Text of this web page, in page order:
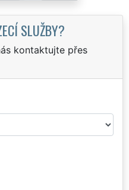
SLUŽBY?
kontaktujte přes